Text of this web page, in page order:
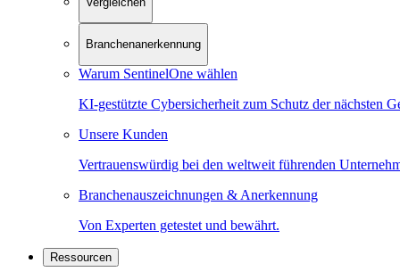
Branchenanerkennung
Warum SentinelOne wählen
KI-gestützte Cybersicherheit zum Schutz der nächsten
Unsere Kunden
Vertrauenswürdig bei den weltweit führenden
Branchenauszeichnungen & Anerkennung
Von Experten getestet und bewährt.
Ressourcen